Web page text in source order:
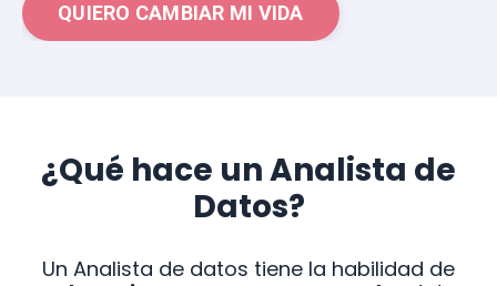
QUIERO CAMBIAR MI VIDA
¿Qué hace un Analista de
Datos?
Un Analista de datos tiene la habilidad de